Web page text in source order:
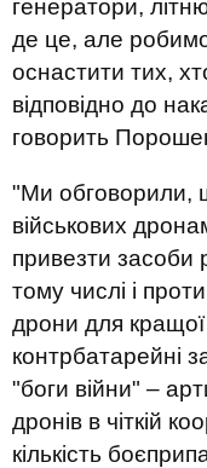
генератори,
де це, але
оснастити тих,
відповідно до
говорить
"Ми обговорили,
військових
привезти засоби
тому числі і
дрони для кращої
контрбатарейні
"боги війни" –
дронів в чіткій
кількість